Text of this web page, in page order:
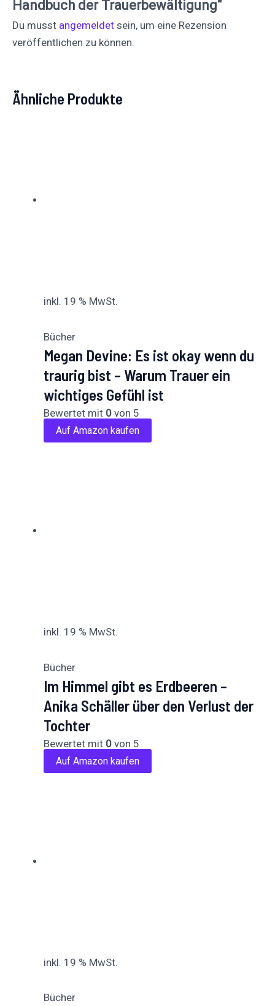
Handbuch der Trauerbewältigung“
Du musst angemeldet sein, um eine Rezension
veröffentlichen zu können.
Ähnliche Produkte
inkl. 19 % MwSt.
Bücher
Megan Devine: Es ist okay wenn du
traurig bist – Warum Trauer ein
wichtiges Gefühl ist
Bewertet mit 0 von 5
Auf Amazon kaufen
inkl. 19 % MwSt.
Bücher
Im Himmel gibt es Erdbeeren –
Anika Schäller über den Verlust der
Tochter
Bewertet mit 0 von 5
Auf Amazon kaufen
inkl. 19 % MwSt.
Bücher